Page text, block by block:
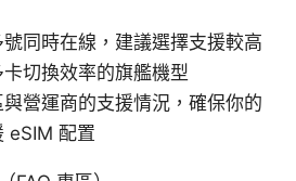
同時在線，建議選擇支援較高
切換效率的旗艦機型
營運商的支援情況，確保你的
eSIM 配置